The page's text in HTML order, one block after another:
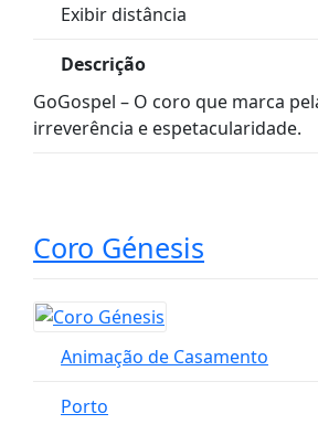
Exibir distância
Descrição
GoGospel – O coro que marca
irreverência e espetacularidade.
Coro Génesis
Animação de Casamento
Porto